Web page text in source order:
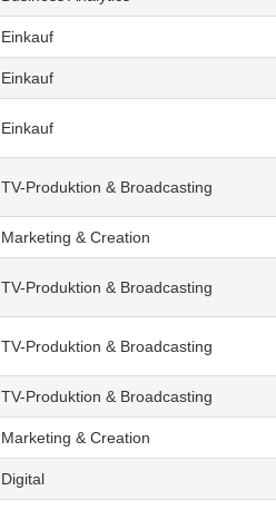
Einkauf
Einkauf
Einkauf
TV-Produktion & Broadcasting
Marketing & Creation
TV-Produktion & Broadcasting
TV-Produktion & Broadcasting
TV-Produktion & Broadcasting
Marketing & Creation
Digital